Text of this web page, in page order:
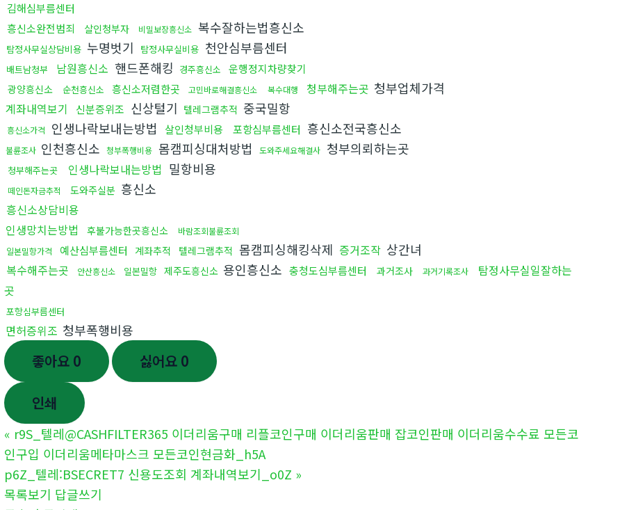
김해심부름센터
흥신소완전범죄
살인청부자 비밀보장흥신소 복수잘하는법흥신소
탐정사무실상담비용 누명벗기 탐정사무실비용 천안심부름센터
배트남청부 남원흥신소 핸드폰해킹 경주흥신소 운행정지차량찾기
광양흥신소 순천흥신소 흥신소저렴한곳 고민바로해결흥신소 복수대행 청부해주는곳 청부업체가격
계좌내역보기 신분증위조 신상털기 텔레그램추적 중국밀항
흥신소가격 인생나락보내는방법 살인청부비용 포항심부름센터 흥신소전국흥신소
불륜조사 인천흥신소 청부폭행비용 몸캠피싱대처방법 도와주세요해결사 청부의뢰하는곳
청부해주는곳 인생나락보내는방법 밀항비용
떼인돈자금추적 도와주실분 흥신소
흥신소상담비용
인생망치는방법
후불가능한곳흥신소
바람조회불륜조회
일본밀항가격
예산심부름센터 계좌추적 텔레그램추적 몸캠피싱해킹삭제 증거조작 상간녀
복수해주는곳 안산흥신소 일본밀항 제주도흥신소 용인흥신소 충청도심부름센터 과거조사 과거기록조사
탐정사무실일잘하는
곳
포항심부름센터
면허증위조 청부폭행비용
좋아요 0 싫어요 0
인쇄
« r9S_텔레@CASHFILTER365 이더리움구매 리플코인구매 이더리움판매 잡코인판매 이더리움수수료 모든코
인구입 이더리움메타마스크 모든코인현금화_h5A
p6Z_텔레:BSECRET7 신용도조회 계좌내역보기_o0Z »
목록보기 답글쓰기